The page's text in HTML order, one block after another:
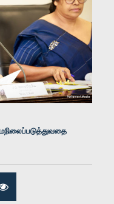
பா.உ.